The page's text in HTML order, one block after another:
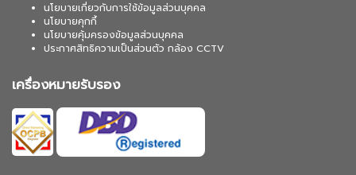
นโยบายเกี่ยวกับการใช้ข้อมูลส่วนบุคคล
นโยบายคุกกี้
นโยบายคุ้มครองข้อมูลส่วนบุคคล
ประกาศสิทธิความเป็นส่วนตัว กล้อง CCTV
เครื่องหมายรับรอง